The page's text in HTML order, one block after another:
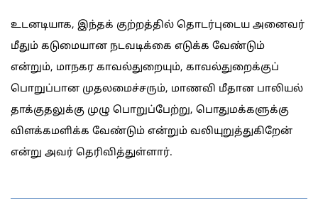
உடனடியாக, இந்தக் குற்றத்தில் தொடர்புடைய அனைவர்
மீதும் கடுமையான நடவடிக்கை எடுக்க வேண்டும்
என்றும், மாநகர காவல்துறையும், காவல்துறைக்குப்
பொறுப்பான முதலமைச்சரும், மாணவி மீதான பாலியல்
தாக்குதலுக்கு முழு பொறுப்பேற்று, பொதுமக்களுக்கு
விளக்கமளிக்க வேண்டும் என்றும் வலியுறுத்துகிறேன்
என்று அவர் தெரிவித்துள்ளார்.